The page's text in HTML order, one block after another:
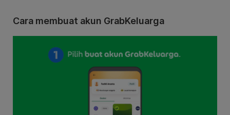
Cara membuat akun GrabKeluarga